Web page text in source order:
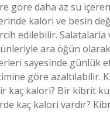
göre daha az su
kalori ve besin
edilebilir. Salatalarla
ara öğün
sayesinde günlük
göre azaltılabilir.
kaç kalori? Bir kibrit
kaç kalori vardır?